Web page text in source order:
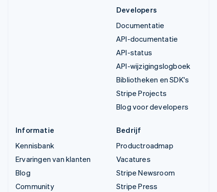
Developers
Documentatie
API-documentatie
API-status
API-wijzigingslogboek
Bibliotheken en SDK's
Stripe Projects
Blog voor developers
Informatie
Kennisbank
Ervaringen van klanten
Blog
Community
Bedrijf
Productroadmap
Vacatures
Stripe Newsroom
Stripe Press